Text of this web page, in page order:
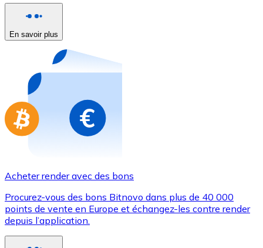
Acheter avec carte
Nouveau
Achetez des cartes-cadeaux de vos marques
Aller à la boutique de cartes-cadeaux
En savoir plus
Acheter render avec des bons
Procurez-vous des bons Bitnovo dans plus de 40 000
points de vente en Europe et échangez-les contre render
depuis l’application.